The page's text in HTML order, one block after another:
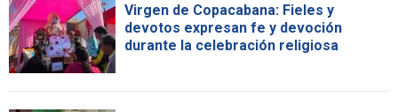
Virgen de Copacabana: Fieles y
devotos expresan fe y devoción
durante la celebración religiosa